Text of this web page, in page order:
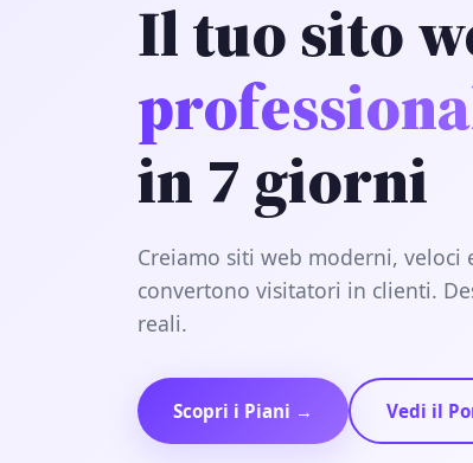
Il tuo sito
in 7 giorni
Creiamo siti web moderni, veloci
convertono visitatori in clienti.
reali.
Scopri i Piani → Vedi il